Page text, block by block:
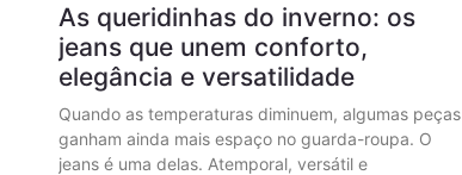
As queridinhas do inverno: os
jeans que unem conforto,
elegância e versatilidade
Quando as temperaturas diminuem, algumas peças
ganham ainda mais espaço no guarda-roupa. O
jeans é uma delas. Atemporal, versátil e